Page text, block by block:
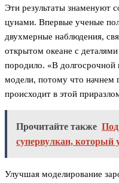
Эти результаты знаменуют
цунами. Впервые ученые
двухмерные наблюдения,
открытом океане с
породило. «В
модели, потому что начнем
происходит в этой
Прочитайте также
супервулкан, который
Улучшая моделирование